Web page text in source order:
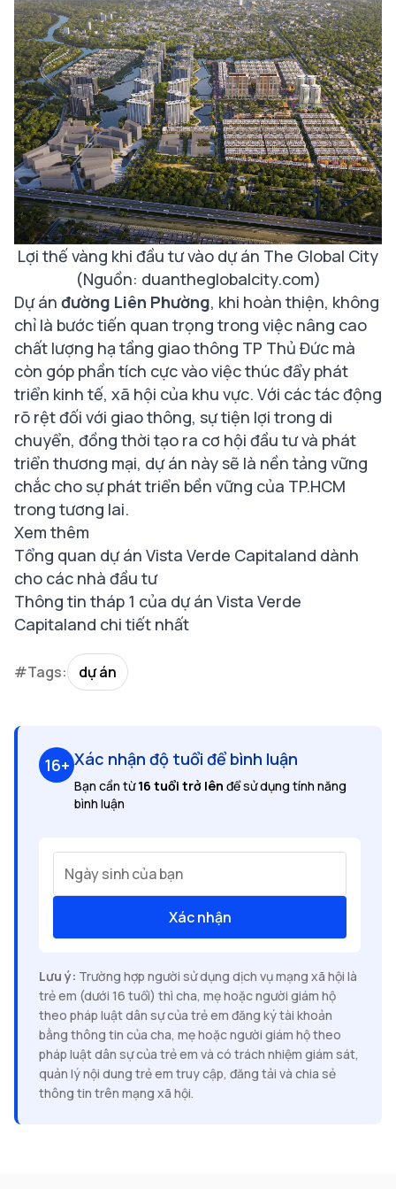
Lợi thế vàng khi đầu tư vào dự án The Global City
(Nguồn: duantheglobalcity.com)
Dự án đường Liên Phường, khi hoàn thiện, không
chỉ là bước tiến quan trọng trong việc nâng cao
chất lượng hạ tầng giao thông TP Thủ Đức mà
còn góp phần tích cực vào việc thúc đẩy phát
triển kinh tế, xã hội của khu vực. Với các tác động
rõ rệt đối với giao thông, sự tiện lợi trong di
chuyển, đồng thời tạo ra cơ hội đầu tư và phát
triển thương mại, dự án này sẽ là nền tảng vững
chắc cho sự phát triển bền vững của TP.HCM
trong tương lai.
Xem thêm
Tổng quan dự án Vista Verde Capitaland dành
cho các nhà đầu tư
Thông tin tháp 1 của dự án Vista Verde
Capitaland chi tiết nhất
#Tags: dự án
16+ Xác nhận độ tuổi để bình luận
Bạn cần từ16 tuổi trở lên để sử dụng tính năng
bình luận
Ngày sinh của bạn
Xác nhận
Lưu ý: Trường hợp người sử dụng dịch vụ mạng xã hội là
trẻ em (dưới 16 tuổi) thì cha, mẹ hoặc người giám hộ
theo pháp luật dân sự của trẻ em đăng ký tài khoản
bằng thông tin của cha, mẹ hoặc người giám hộ theo
pháp luật dân sự của trẻ em và có trách nhiệm giám sát,
quản lý nội dung trẻ em truy cập, đăng tải và chia sẻ
thông tin trên mạng xã hội.